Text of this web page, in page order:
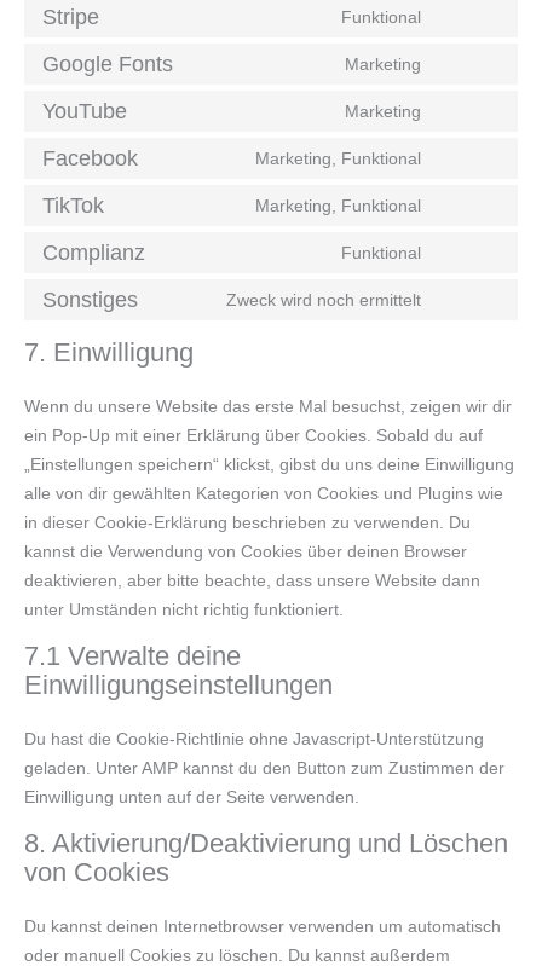
Stripe Funktional
Google Fonts Marketing
YouTube Marketing
Facebook Marketing, Funktional
TikTok Marketing, Funktional
Complianz Funktional
Sonstiges Zweck wird noch ermittelt
7. Einwilligung
Wenn du unsere Website das erste Mal besuchst, zeigen wir dir
ein Pop-Up mit einer Erklärung über Cookies. Sobald du auf
„Einstellungen speichern“ klickst, gibst du uns deine Einwilligung
alle von dir gewählten Kategorien von Cookies und Plugins wie
in dieser Cookie-Erklärung beschrieben zu verwenden. Du
kannst die Verwendung von Cookies über deinen Browser
deaktivieren, aber bitte beachte, dass unsere Website dann
unter Umständen nicht richtig funktioniert.
7.1 Verwalte deine
Einwilligungseinstellungen
Du hast die Cookie-Richtlinie ohne Javascript-Unterstützung
geladen. Unter AMP kannst du den Button zum Zustimmen der
Einwilligung unten auf der Seite verwenden.
8. Aktivierung/Deaktivierung und Löschen
von Cookies
Du kannst deinen Internetbrowser verwenden um automatisch
oder manuell Cookies zu löschen. Du kannst außerdem